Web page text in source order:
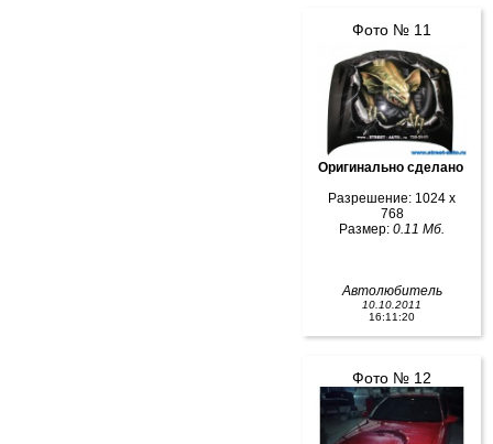
Фото № 11
Оригинально сделано
Разрешение: 1024 x
768
Размер: 0.11 Мб.
Автолюбитель
10.10.2011
16:11:20
Фото № 12